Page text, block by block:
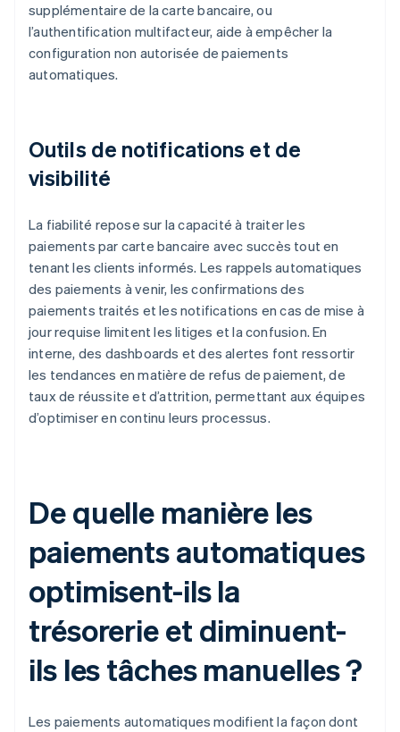
supplémentaire de la carte bancaire, ou
l’authentification multifacteur, aide à empêcher la
configuration non autorisée de paiements
automatiques.
Outils de notifications et de
visibilité
La fiabilité repose sur la capacité à traiter les
paiements par carte bancaire avec succès tout en
tenant les clients informés. Les rappels automatiques
des paiements à venir, les confirmations des
paiements traités et les notifications en cas de mise à
jour requise limitent les litiges et la confusion. En
interne, des dashboards et des alertes font ressortir
les tendances en matière de refus de paiement, de
taux de réussite et d’attrition, permettant aux équipes
d’optimiser en continu leurs processus.
De quelle manière les
paiements automatiques
optimisent-ils la
trésorerie et diminuent-
ils les tâches manuelles ?
Les paiements automatiques modifient la façon dont